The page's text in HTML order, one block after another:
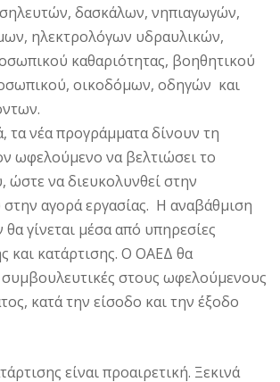
δασκάλων, νηπιαγωγών,
ηλεκτρολόγων υδραυλικών,
καθαριότητας, βοηθητικού
οικοδόμων, οδηγών και
τα νέα προγράμματα δίνουν τη
ωφελούμενο να βελτιώσει το
ώστε να διευκολυνθεί στην
στην αγορά εργασίας. Η αναβάθμιση
γίνεται μέσα από υπηρεσίες
και κατάρτισης. Ο ΟΑΕΔ θα
στους ωφελούμενους
κατά την είσοδο και την έξοδο
είναι προαιρετική. Ξεκινά